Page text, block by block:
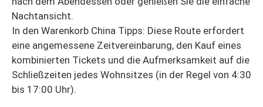
Nachtansicht.
In den Warenkorb China Tipps: Diese Route erfordert
eine angemessene Zeitvereinbarung, den Kauf eines
kombinierten Tickets und die Aufmerksamkeit auf die
Schließzeiten jedes Wohnsitzes (in der Regel von 4:30
bis 17:00 Uhr).